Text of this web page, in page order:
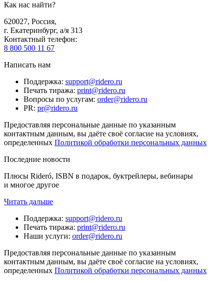
Как нас найти?
620027, Россия,
г. Екатеринбург, а/я 313
Контактный телефон:
8 800 500 11 67
Написать нам
Поддержка: support@ridero.ru
Печать тиража: print@ridero.ru
Вопросы по услугам: order@ridero.ru
PR: pr@ridero.ru
Предоставляя персональные данные по указанным
контактным данным, вы даёте своё согласие на условиях,
определенных Политикой обработки персональных данных
Последние новости
Плюсы Rideró, ISBN в подарок, буктрейлеры, вебинары
и многое другое
Читать дальше
Поддержка: support@ridero.ru
Печать тиража: print@ridero.ru
Наши услуги: order@ridero.ru
Предоставляя персональные данные по указанным
контактным данным, вы даёте своё согласие на условиях,
определенных Политикой обработки персональных данных